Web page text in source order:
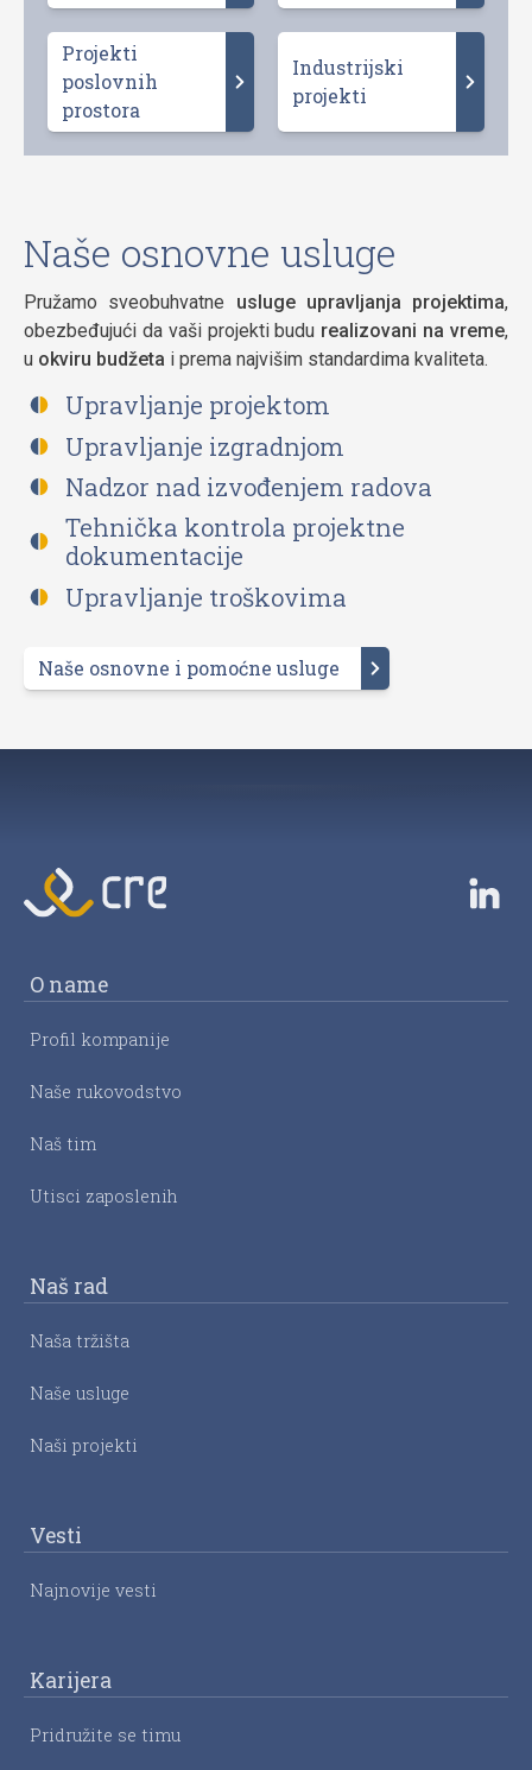
Projekti
poslovnih
prostora
Industrijski
projekti
Naše osnovne usluge
Pružamo sveobuhvatne usluge upravljanja projektima,
obezbeđujući da vaši projekti budu realizovani na vreme,
u okviru budžeta i prema najvišim standardima kvaliteta.
Upravljanje projektom
Upravljanje izgradnjom
Nadzor nad izvođenjem radova
Tehnička kontrola projektne
dokumentacije
Upravljanje troškovima
Naše osnovne i pomoćne usluge
O name
Profil kompanije
Naše rukovodstvo
Naš tim
Utisci zaposlenih
Naš rad
Naša tržišta
Naše usluge
Naši projekti
Vesti
Najnovije vesti
Karijera
Pridružite se timu